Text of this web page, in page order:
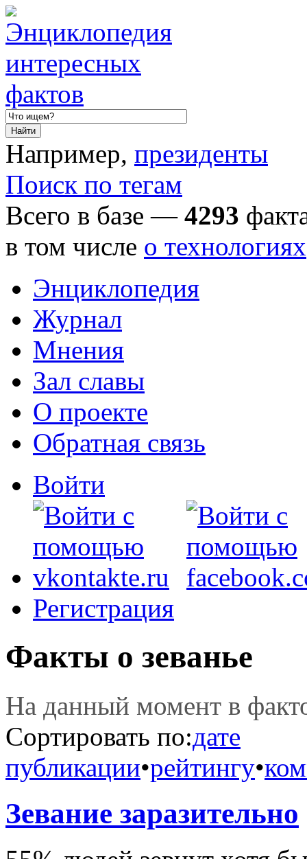
Например, президенты
Поиск по тегам
Всего в базе — 4293
в том числе о технологиях
Энциклопедия
Журнал
Мнения
Зал славы
О проекте
Обратная связь
Войти
Регистрация
Факты о зеванье
На данный момент в
Сортировать по:дате
публикации•рейтингу•
Зевание заразительно